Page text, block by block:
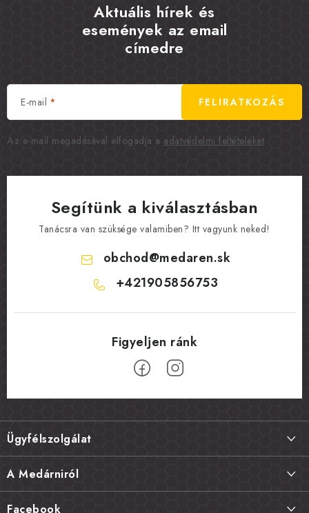
Aktuális hírek és
események az email
címedre
E-mail
Az e-mail megadásával elfogadja a adatvédelmi feltételeket.
FELIRATKOZÁS
Segítünk a kiválasztásban
Tanácsra van szüksége valamiben? Itt vagyunk neked!
obchod@medaren.sk
+421905856753
L
á
b
l
é
c
Ügyfélszolgálat
Termékek visszaküldése, csere és reklamációk
A Medárniról
Facebook